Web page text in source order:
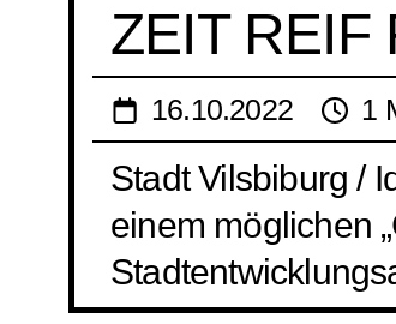
ZEIT REIF
16.10.2022 1
Stadt Vilsbiburg /
einem möglichen